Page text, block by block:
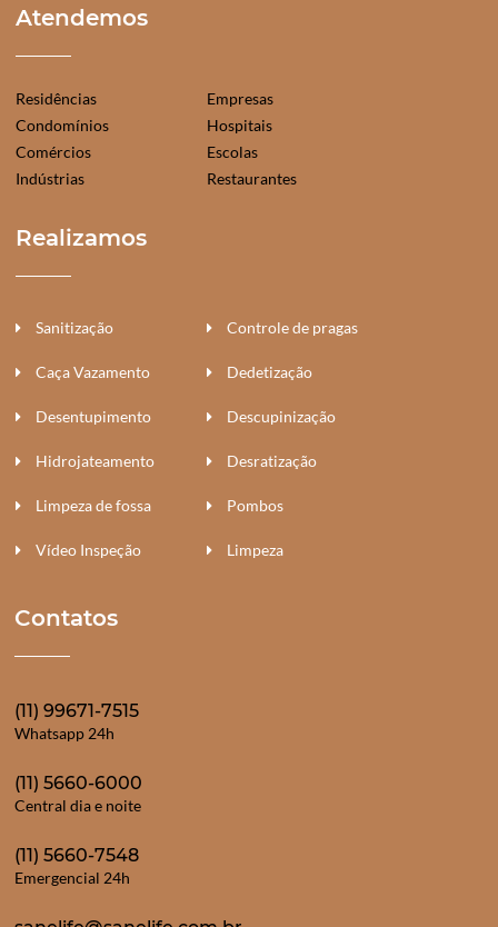
Atendemos
Residências
Condomínios
Comércios
Indústrias
Empresas
Hospitais
Escolas
Restaurantes
Realizamos
Sanitização
Caça Vazamento
Desentupimento
Hidrojateamento
Limpeza de fossa
Vídeo Inspeção
Controle de pragas
Dedetização
Descupinização
Desratização
Pombos
Limpeza
Contatos
(11) 99671-7515
Whatsapp 24h
(11) 5660-6000
Central dia e noite
(11) 5660-7548
Emergencial 24h